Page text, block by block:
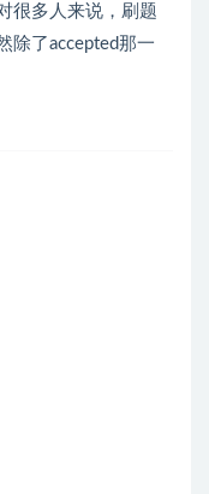
很多人来说，刷题
除了accepted那一